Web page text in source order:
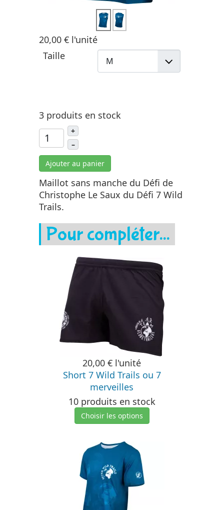
20,00 € l'unité
Taille
3 produits en stock
+
–
Ajouter au panier
Maillot sans manche du Défi de
Christophe Le Saux du Défi 7 Wild
Trails.
Pour compléter...
20,00 € l'unité
Short 7 Wild Trails ou 7
merveilles
10 produits en stock
Choisir les options